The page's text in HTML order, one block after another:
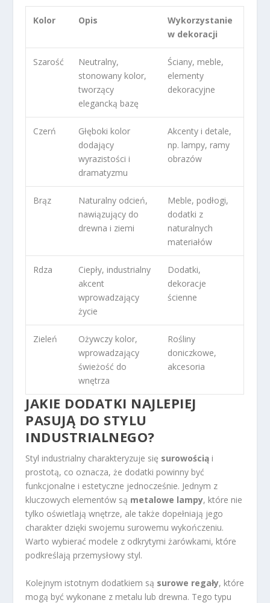
Kolor Opis
Wykorzystanie
w dekoracji
Szarość
Neutralny,
stonowany kolor,
tworzący
elegancką bazę
Ściany, meble,
elementy
dekoracyjne
Czerń
Głęboki kolor
dodający
wyrazistości i
dramatyzmu
Akcenty i detale,
np. lampy, ramy
obrazów
Brąz
Naturalny odcień,
nawiązujący do
drewna i ziemi
Meble, podłogi,
dodatki z
naturalnych
materiałów
Rdza
Ciepły, industrialny
akcent
wprowadzający
życie
Dodatki,
dekoracje
ścienne
Zieleń
Ożywczy kolor,
wprowadzający
świeżość do
wnętrza
Rośliny
doniczkowe,
akcesoria
JAKIE DODATKI NAJLEPIEJ
PASUJĄ DO STYLU
INDUSTRIALNEGO?
Styl industrialny charakteryzuje się surowością i
prostotą, co oznacza, że dodatki powinny być
funkcjonalne i estetyczne jednocześnie. Jednym z
kluczowych elementów są metalowe lampy, które nie
tylko oświetlają wnętrze, ale także dopełniają jego
charakter dzięki swojemu surowemu wykończeniu.
Warto wybierać modele z odkrytymi żarówkami, które
podkreślają przemysłowy styl.
Kolejnym istotnym dodatkiem są surowe regały, które
mogą być wykonane z metalu lub drewna. Tego typu